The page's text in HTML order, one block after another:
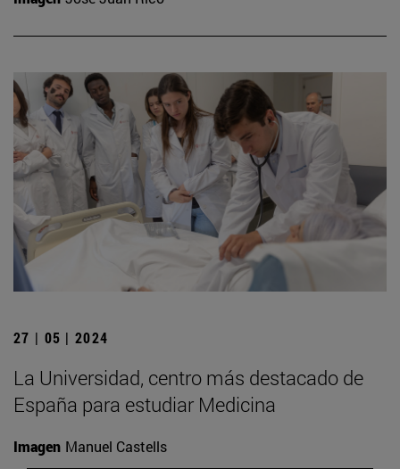
27 | 05 | 2024
La Universidad, centro más destacado de
España para estudiar Medicina
Imagen Manuel Castells